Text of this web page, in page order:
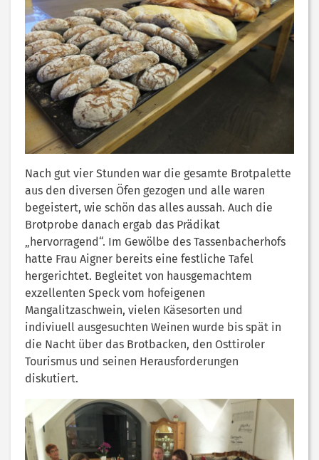
Nach gut vier Stunden war die gesamte Brotpalette
aus den diversen Öfen gezogen und alle waren
begeistert, wie schön das alles aussah. Auch die
Brotprobe danach ergab das Prädikat
„hervorragend“. Im Gewölbe des Tassenbacherhofs
hatte Frau Aigner bereits eine festliche Tafel
hergerichtet. Begleitet von hausgemachtem
exzellenten Speck vom hofeigenen
Mangalitzaschwein, vielen Käsesorten und
indiviuell ausgesuchten Weinen wurde bis spät in
die Nacht über das Brotbacken, den Osttiroler
Tourismus und seinen Herausforderungen
diskutiert.